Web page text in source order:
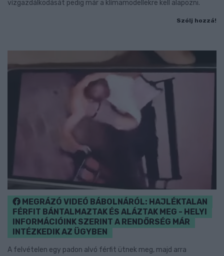
vízgazdálkodását pedig már a klímamodellekre kell alapozni.
Szólj hozzá!
MEGRÁZÓ VIDEÓ BÁBOLNÁRÓL: HAJLÉKTALAN
FÉRFIT BÁNTALMAZTAK ÉS ALÁZTAK MEG - HELYI
INFORMÁCIÓINK SZERINT A RENDŐRSÉG MÁR
INTÉZKEDIK AZ ÜGYBEN
A felvételen egy padon alvó férfit ütnek meg, majd arra